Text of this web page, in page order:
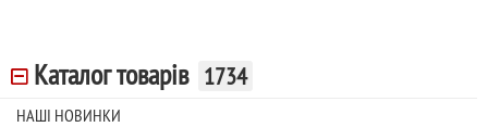
Каталог товарів 1734
НАШІ НОВИНКИ